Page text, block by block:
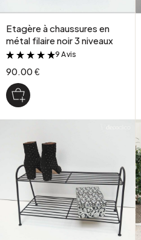
Etagère à chaussures en
métal filaire noir 3 niveaux
&
9 Avis
90.00 €